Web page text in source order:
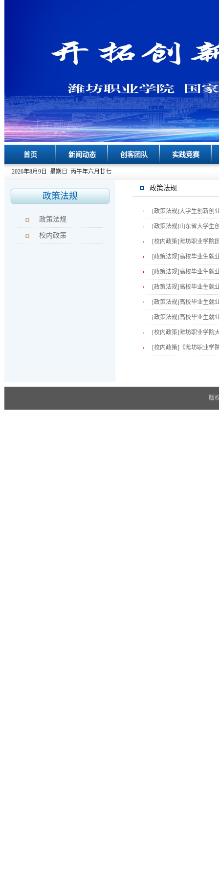
首页 新闻动态 创客团队 实践竞赛
2026年8月9日 星期日 丙午年六月廿七
政策法规
政策法规
校内政策
政策法规
[政策法规]大学生创新创
[政策法规] 山东省大学生
[校内政策]潍坊职业学院
[政策法规] 高校毕业生就
[政策法规] 高校毕业生就
[政策法规] 高校毕业生就
[政策法规] 高校毕业生就
[政策法规] 高校毕业生就
[校内政策]潍坊职业学院
[校内政策] 《潍坊职业学
版